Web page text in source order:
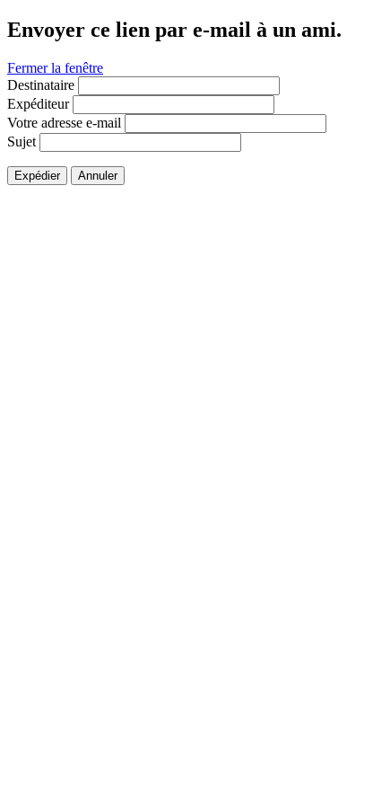
Envoyer ce lien par e-mail à un ami.
Fermer la fenêtre
Destinataire
Expéditeur
Votre adresse e-mail
Sujet
Expédier Annuler